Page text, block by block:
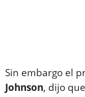
Sin embargo el
Johnson, dijo